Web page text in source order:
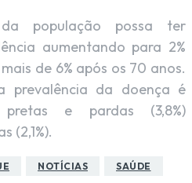
população possa ter
aumentando para 2%
de 6% após os 70 anos.
prevalência da doença é
e pardas (3,8%)
(2,1%).
NOTÍCIAS SAÚDE